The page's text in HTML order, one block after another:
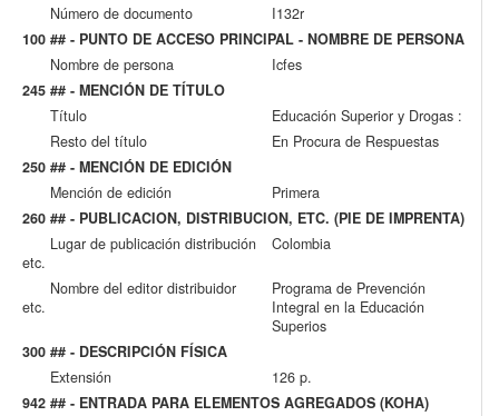
Número de documento
I132r
100 ## - PUNTO DE ACCESO PRINCIPAL - NOMBRE DE PERSONA
Nombre de persona
Icfes
245 ## - MENCIÓN DE TÍTULO
Título
Educación Superior y Drogas :
Resto del título
En Procura de Respuestas
250 ## - MENCIÓN DE EDICIÓN
Mención de edición
Primera
260 ## - PUBLICACION, DISTRIBUCION, ETC. (PIE DE IMPRENTA)
Lugar de publicación distribución
etc.
Colombia
Nombre del editor distribuidor
etc.
Programa de Prevención
Integral en la Educación
Superios
300 ## - DESCRIPCIÓN FÍSICA
Extensión
126 p.
942 ## - ENTRADA PARA ELEMENTOS AGREGADOS (KOHA)